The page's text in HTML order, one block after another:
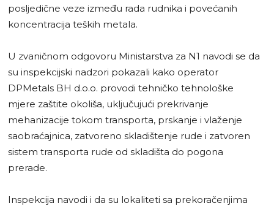
posljedične veze između rada rudnika i povećanih
koncentracija teških metala.
U zvaničnom odgovoru Ministarstva za N1 navodi se da
su inspekcijski nadzori pokazali kako operator
DPMetals BH d.o.o. provodi tehničko tehnološke
mjere zaštite okoliša, uključujući prekrivanje
mehanizacije tokom transporta, prskanje i vlaženje
saobraćajnica, zatvoreno skladištenje rude i zatvoren
sistem transporta rude od skladišta do pogona
prerade.
Inspekcija navodi i da su lokaliteti sa prekoračenjima